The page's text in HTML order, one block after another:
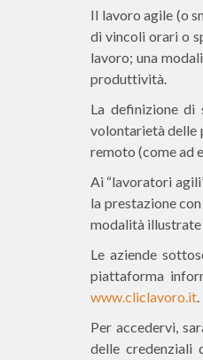
Il lavoro agile (o
di vincoli orari o
lavoro; una
produttività.
La definizione di
volontarietà delle
remoto (come ad
Ai “lavoratori
la prestazione
modalità illustrate
Le aziende
piattaforma
www.cliclavoro.it.
Per accedervi,
delle credenziali